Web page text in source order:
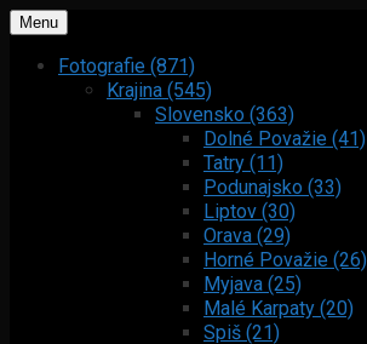
Menu
Fotografie (871)
Krajina (545)
Slovensko (363)
Dolné Považie (41)
Tatry (11)
Podunajsko (33)
Liptov (30)
Orava (29)
Horné Považie (26)
Myjava (25)
Malé Karpaty (20)
Spiš (21)